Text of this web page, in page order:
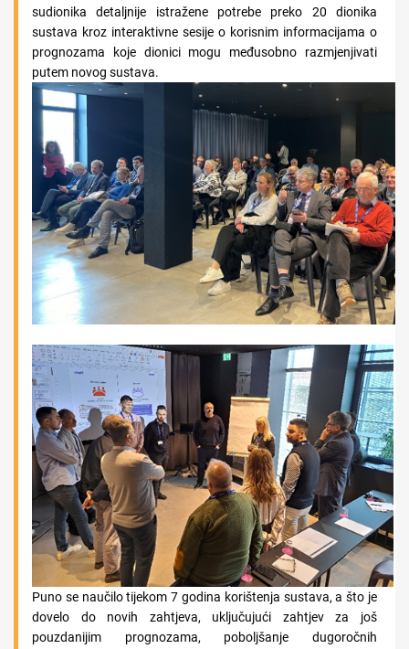
sudionika detaljnije istražene potrebe preko 20 dionika
sustava kroz interaktivne sesije o korisnim informacijama o
prognozama koje dionici mogu međusobno razmjenjivati
putem novog sustava.
Puno se naučilo tijekom 7 godina korištenja sustava, a što je
dovelo do novih zahtjeva, uključujući zahtjev za još
pouzdanijim prognozama, poboljšanje dugoročnih